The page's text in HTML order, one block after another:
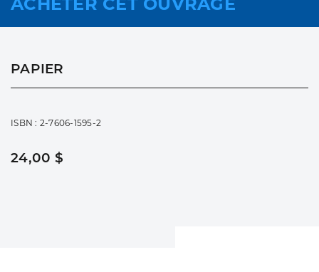
ACHETER CET OUVRAGE
PAPIER
ISBN : 2-7606-1595-2
24,00 $